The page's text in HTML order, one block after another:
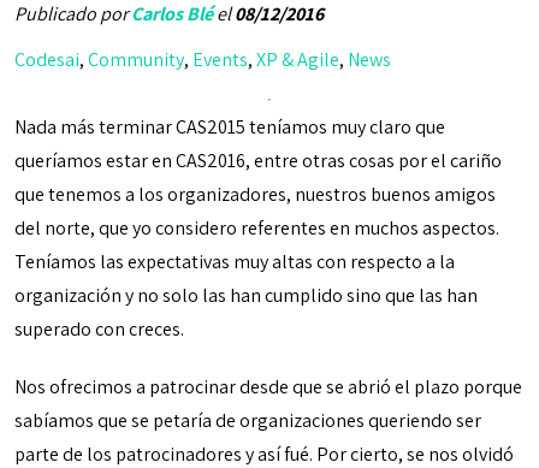
Publicado porCarlos Bléel08/12/2016
Codesai,Community, Events,XP & Agile, News
Nada más terminar CAS2015 teníamos muy claro que
queríamos estar en CAS2016, entre otras cosas por el cariño
que tenemos a los organizadores, nuestros buenos amigos
del norte, que yo considero referentes en muchos aspectos.
Teníamos las expectativas muy altas con respecto a la
organización y no solo las han cumplido sino que las han
superado con creces.
Nos ofrecimos a patrocinar desde que se abrió el plazo porque
sabíamos que se petaría de organizaciones queriendo ser
parte de los patrocinadores y así fué. Por cierto, se nos olvidó